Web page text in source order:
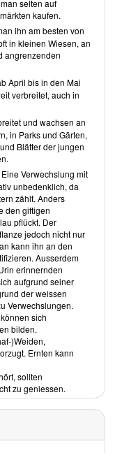
nach geringen
auch ein Rezept zu
thailändischer
Salate.
voll klassischer
aber auch ein
als Sonstiges zu
zu Crackern und
wie
Rohkost-
Riegeln und einige
ganz ohne
sind dieFalafel
Schokoladigem
von den Rezepten
nur
Zum Süssen setzt
sind das
anderen Abschnitt
oft, in relativ
wie beispielsweise
selten auf
kaufen.
ihn am besten von
in kleinen Wiesen, an
angrenzenden
April bis in den Mai
verbreitet, auch in
und wachsen an
in Parks und Gärten,
Blätter der jungen
Eine Verwechslung mit
unbedenklich, da
zählt. Anders
den giftigen
pflückt. Der
jedoch nicht nur
kann ihn an den
Ausserdem
erinnernden
aufgrund seiner
der weissen
Verwechslungen.
sich
bilden.
)Weiden,
Ernten kann
sollten
zu geniessen.